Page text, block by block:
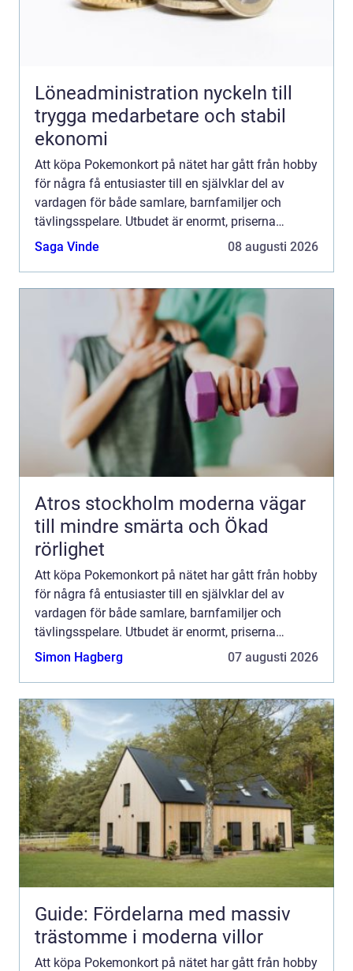
Löneadministration nyckeln till
trygga medarbetare och stabil
ekonomi
Att köpa Pokemonkort på nätet har gått från hobby
för några få entusiaster till en självklar del av
vardagen för både samlare, barnfamiljer och
tävlingsspelare. Utbudet är enormt, priserna
varierar kraftigt och nya produkter släpps nästan
Saga Vinde 08 augusti 2026
Atros stockholm moderna vägar
till mindre smärta och Ökad
rörlighet
Att köpa Pokemonkort på nätet har gått från hobby
för några få entusiaster till en självklar del av
vardagen för både samlare, barnfamiljer och
tävlingsspelare. Utbudet är enormt, priserna
varierar kraftigt och nya produkter släpps nästan
Simon Hagberg 07 augusti 2026
Guide: Fördelarna med massiv
trästomme i moderna villor
Att köpa Pokemonkort på nätet har gått från hobby